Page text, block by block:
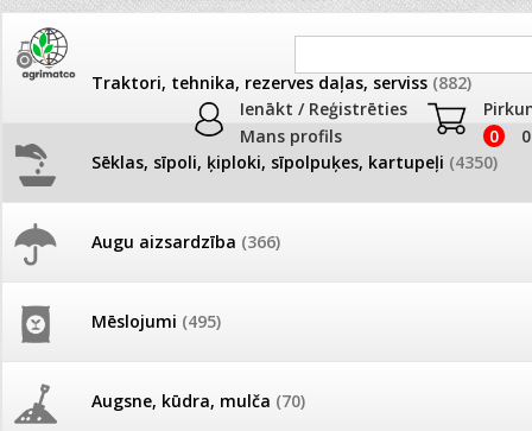
Ienākt / Reģistrēties
Mans profils
0
Traktori, tehnika, rezerves daļas, serviss (882)
Sēklas, sīpoli, ķiploki, sīpolpuķes, kartupeļi (4350)
Augu aizsardzība (366)
Mēslojumi (495)
Augsne, kūdra, mulča (70)
JAUNUMI
Pašlasīšanas vietu katalogs
26.05. Vebinārs - Kā ierobežot
gliemežus piemājas dārzā un
AKCIJAS
frēze + mulčieris +
AKCIJAS komplekts -
Garšaugu sēklas
Produkti »Sēklas, sīpoli, ķiploki, sīpolpuķes, kartupeļi